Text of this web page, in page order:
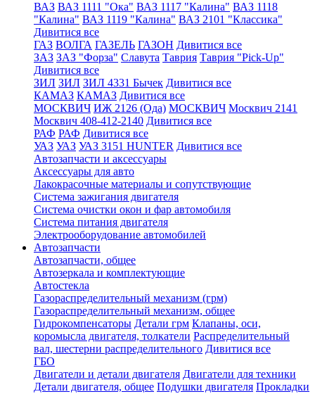
ВАЗ ВАЗ 1111 "Ока" ВАЗ 1117 "Калина" ВАЗ 1118
"Калина" ВАЗ 1119 "Калина" ВАЗ 2101 "Классика"
Дивитися все
ГАЗ ВОЛГА ГАЗЕЛЬ ГАЗОН Дивитися все
ЗАЗ ЗАЗ "Форза" Славута Таврия Таврия "Pick-Up"
Дивитися все
ЗИЛ ЗИЛ ЗИЛ 4331 Бычек Дивитися все
КАМАЗ КАМАЗ Дивитися все
МОСКВИЧ ИЖ 2126 (Ода) МОСКВИЧ Москвич 2141
Москвич 408-412-2140 Дивитися все
РАФ РАФ Дивитися все
УАЗ УАЗ УАЗ 3151 HUNTER Дивитися все
Автозапчасти и аксессуары
Аксессуары для авто
Лакокрасочные материалы и сопутствующие
Система зажигания двигателя
Система очистки окон и фар автомобиля
Система питания двигателя
Электрооборудование автомобилей
Автозапчасти
Автозапчасти, общее
Автозеркала и комплектующие
Автостекла
Газораспределительный механизм (грм)
Газораспределительный механизм, общее
Гидрокомпенсаторы Детали грм Клапаны, оси,
коромысла двигателя, толкатели Распределительный
вал, шестерни распределительного Дивитися все
ГБО
Двигатели и детали двигателя Двигатели для техники
Детали двигателя, общее Подушки двигателя Прокладки